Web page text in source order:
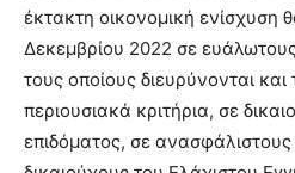
έκτακτη οικονομική ενίσχυση
Δεκεμβρίου 2022 σε
τους οποίους διευρύνονται και
περιουσιακά κριτήρια, σε
επιδόματος, σε